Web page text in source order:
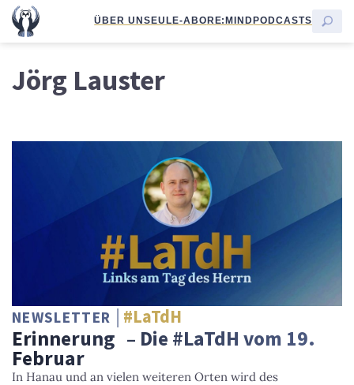
ÜBER UNSEULE-ABORE:MINDPODCASTS
Jörg Lauster
NEWSLETTER #LaTdH
Erinnerung3 – Die #LaTdH vom 19.
Februar
In Hanau und an vielen weiteren Orten wird des